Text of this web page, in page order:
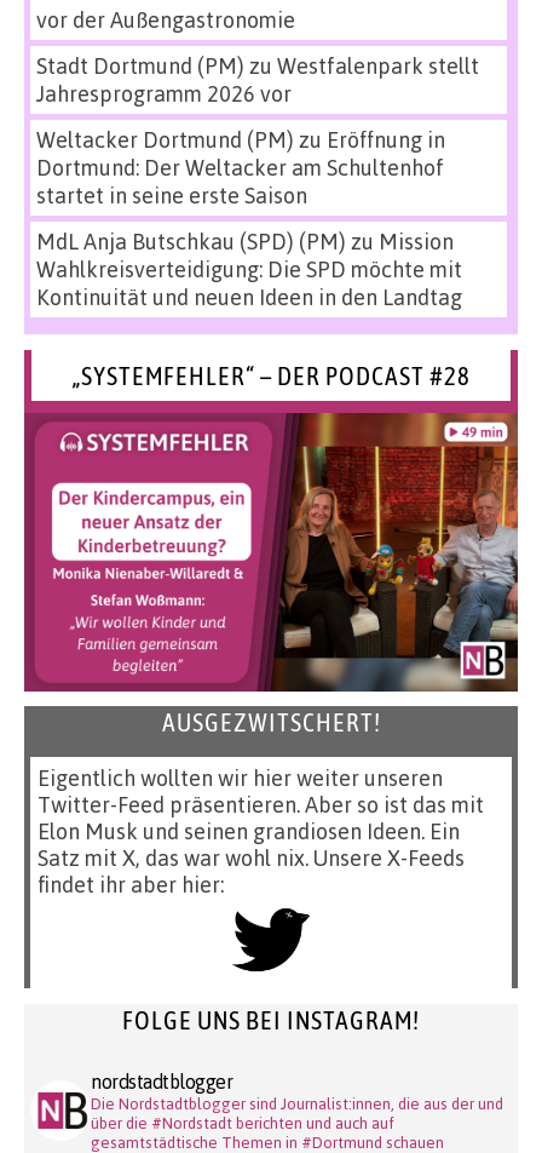
vor der Außengastronomie
Stadt Dortmund (PM) zu Westfalenpark stellt
Jahresprogramm 2026 vor
Weltacker Dortmund (PM) zu Eröffnung in
Dortmund: Der Weltacker am Schultenhof
startet in seine erste Saison
MdL Anja Butschkau (SPD) (PM) zu Mission
Wahlkreisverteidigung: Die SPD möchte mit
Kontinuität und neuen Ideen in den Landtag
„SYSTEMFEHLER“ – DER PODCAST #28
AUSGEZWITSCHERT!
Eigentlich wollten wir hier weiter unseren
Twitter-Feed präsentieren. Aber so ist das mit
Elon Musk und seinen grandiosen Ideen. Ein
Satz mit X, das war wohl nix. Unsere X-Feeds
findet ihr aber hier:
FOLGE UNS BEI INSTAGRAM!
nordstadtblogger
Die Nordstadtblogger sind Journalist:innen, die aus der und
über die #Nordstadt berichten und auch auf
gesamtstädtische Themen in #Dortmund schauen